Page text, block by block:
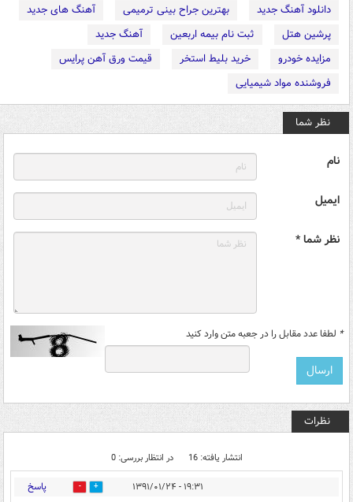
دانلود آهنگ جدید
بهترین جراح بینی ترمیمی
آهنگ های جدید
پرشین هتل
ثبت نام بیمه اربعین
آهنگ جدید
مزایده خودرو
خرید بلیط استخر
قیمت ورق آهن پرایس
فروشنده مواد شیمیایی
نظر شما
نام
ایمیل
نظر شما *
* لطفا عدد مقابل را در جعبه متن وارد کنید
نظرات
انتشار یافته: 16 در انتظار بررسی: 0
۱۹:۳۱ - ۱۳۹۱/۰۱/۲۴ 0 پاسخ